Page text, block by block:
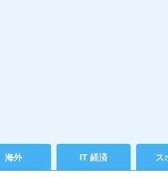
海外 IT 経済 ス